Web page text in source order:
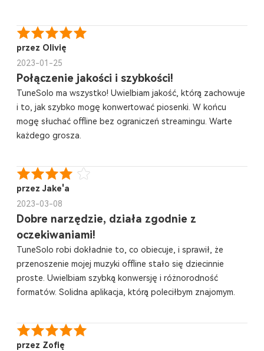
przez Olivię
2023-01-25
Połączenie jakości i szybkości!
TuneSolo ma wszystko! Uwielbiam jakość, którą zachowuje
i to, jak szybko mogę konwertować piosenki. W końcu
mogę słuchać offline bez ograniczeń streamingu. Warte
każdego grosza.
przez Jake'a
2023-03-08
Dobre narzędzie, działa zgodnie z
oczekiwaniami!
TuneSolo robi dokładnie to, co obiecuje, i sprawił, że
przenoszenie mojej muzyki offline stało się dziecinnie
proste. Uwielbiam szybką konwersję i różnorodność
formatów. Solidna aplikacja, którą poleciłbym znajomym.
przez Zofię